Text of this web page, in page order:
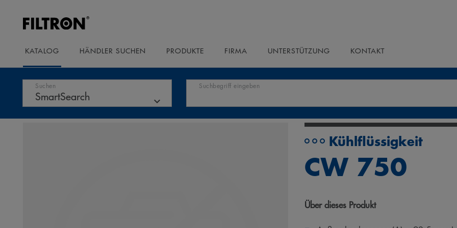
KATALOG HÄNDLER SUCHEN PRODUKTE FIRMA UNTERSTÜTZUNG KONTAKT
Suchen Suchbegriff eingeben
Kühlflüssigkeit
CW 750
Über dieses Produkt